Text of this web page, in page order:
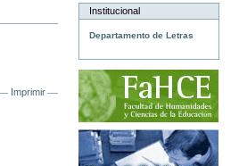
Imprimir
Institucional
Departamento de Letras